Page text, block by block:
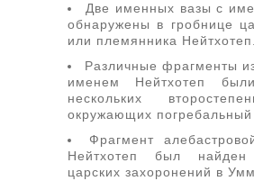
Две именных вазы с
обнаружены в гробнице
или племянника Нейтхотеп.
Различные фрагменты
именем Нейтхотеп
нескольких
окружающих погребальный
Фрагмент
Нейтхотеп был найден
царских захоронений в